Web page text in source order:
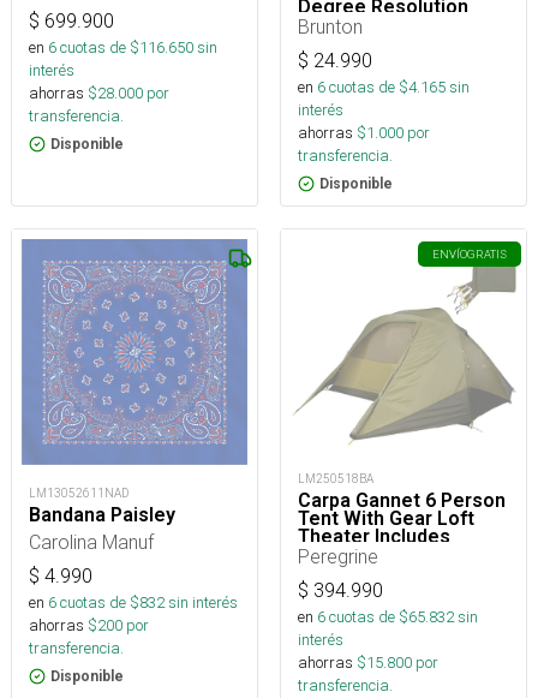
$ 699.900
en 6cuotas de $116.650sin
interés
ahorras $28.000 por
transferencia.
Disponible
Degree Resolution
Brunton
$ 24.990
en 6cuotas de $4.165sin
interés
ahorras $1.000 por
transferencia.
Disponible
LM13052611NAD
Bandana Paisley
Carolina Manuf
$ 4.990
en 6cuotas de $832sin interés
ahorras $200 por
transferencia.
Disponible
ENVÍOGRATIS
LM250518BA
Carpa Gannet 6 Person
Tent With Gear Loft
Theater Includes
Footprint
Peregrine
$ 394.990
en 6cuotas de $65.832sin
interés
ahorras $15.800 por
transferencia.